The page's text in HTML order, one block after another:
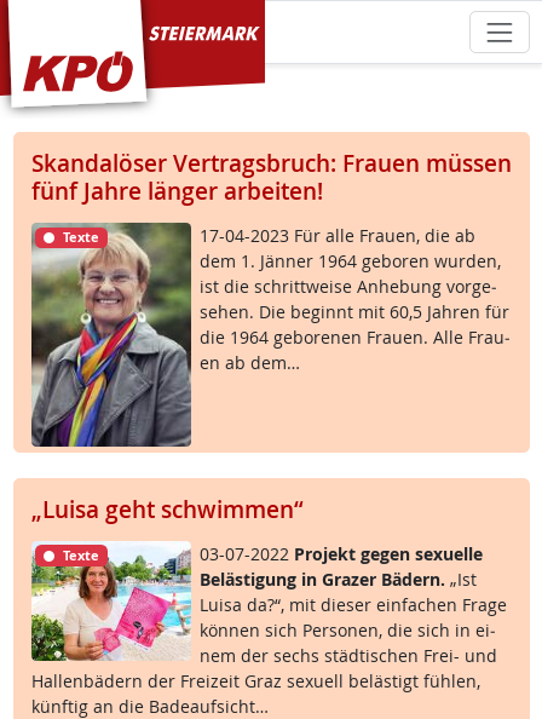
KPÖ Steiermark
Skandalöser Vertragsbruch: Frauen müssen
fünf Jahre länger arbeiten!
Texte
17-04-2023 Für al­le Frau­en, die ab
dem 1. Jän­ner 1964 ge­bo­ren wur­den,
ist die schritt­wei­se An­he­bung vor­ge­
se­hen. Die be­ginnt mit 60,5 Jah­ren für
die 1964 ge­bo­re­nen Frau­en. Al­le Frau­
en ab dem…
„Luisa geht schwimmen“
Texte 03-07-2022 Pro­jekt ge­gen se­xu­el­le
Be­läs­t­i­gung in Gra­zer Bä­d­ern. „Ist
Lui­sa da?“, mit die­ser ein­fa­chen Fra­ge
kön­nen sich Per­so­nen, die sich in ei­
nem der sechs städ­ti­schen Frei- und
Hal­len­bä­d­ern der Frei­zeit Graz se­xu­ell be­läs­t­igt füh­len,
künf­tig an die Ba­de­auf­sicht…